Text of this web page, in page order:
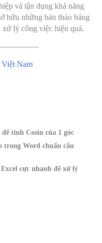
và tận dụng khả năng
hữu những bản thảo bảng
xử lý công việc hiệu quả.
Nam
tính Cosin của 1 góc
trong Word chuẩn cấu
cực nhanh để xử lý